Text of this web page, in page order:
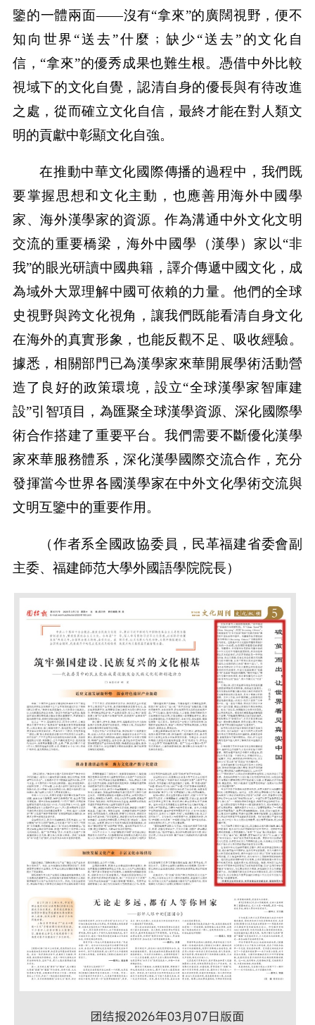
鑒的一體兩面——沒有“拿來”的廣闊視野，便不
知向世界“送去”什麼﹔缺少“送去”的文化自
信，“拿來”的優秀成果也難生根。憑借中外比較
視域下的文化自覺，認清自身的優長與有待改進
之處，從而確立文化自信，最終才能在對人類文
明的貢獻中彰顯文化自強。
在推動中華文化國際傳播的過程中，我們既
要掌握思想和文化主動，也應善用海外中國學
家、海外漢學家的資源。作為溝通中外文化文明
交流的重要橋梁，海外中國學（漢學）家以“非
我”的眼光研讀中國典籍，譯介傳遞中國文化，成
為域外大眾理解中國可依賴的力量。他們的全球
史視野與跨文化視角，讓我們既能看清自身文化
在海外的真實形象，也能反觀不足、吸收經驗。
據悉，相關部門已為漢學家來華開展學術活動營
造了良好的政策環境，設立“全球漢學家智庫建
設”引智項目，為匯聚全球漢學資源、深化國際學
術合作搭建了重要平台。我們需要不斷優化漢學
家來華服務體系，深化漢學國際交流合作，充分
發揮當今世界各國漢學家在中外文化學術交流與
文明互鑒中的重要作用。
（作者系全國政協委員，民革福建省委會副
主委、福建師范大學外國語學院院長）